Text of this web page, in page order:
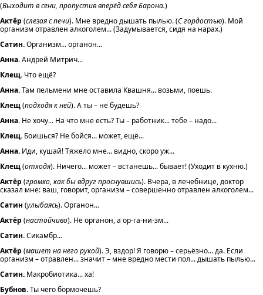
(Выходит в сени, пропустив вперёд себя Барона.)
Актёр (слезая с печи). Мне вредно дышать пылью. (С гордостью). Мой
организм отравлен алкоголем... (Задумывается, сидя на нарах.)
Сатин.Организм... органон...
Анна.Андрей Митрич...
Клещ. Что ещё?
Анна.Там пельмени мне оставила Квашня... возьми, поешь.
Клещ(подходя к ней). А ты – не будешь?
Анна. Не хочу... На что мне есть? Ты – работник... тебе – надо...
Клещ. Боишься? Не бойся... может, ещё...
Анна. Иди, кушай! Тяжело мне... видно, скоро уж...
Клещ(отходя). Ничего... может – встанешь... бывает! (Уходит в кухню.)
Актёр (громко, как бы вдруг проснувшись). Вчера, в лечебнице, доктор
сказал мне: ваш, говорит, организм – совершенно отравлен алкоголем...
Сатин (улыбаясь). Органон...
Актёр (настойчиво). Не органон, а ор-га-ни-зм...
Сатин.Сикамбр...
Актёр (машет на него рукой). Э, вздор! Я говорю – серьёзно... да. Если
организм – отравлен... значит – мне вредно мести пол... дышать пылью...
Сатин. Макробиотика... ха!
Бубнов.Ты чего бормочешь?